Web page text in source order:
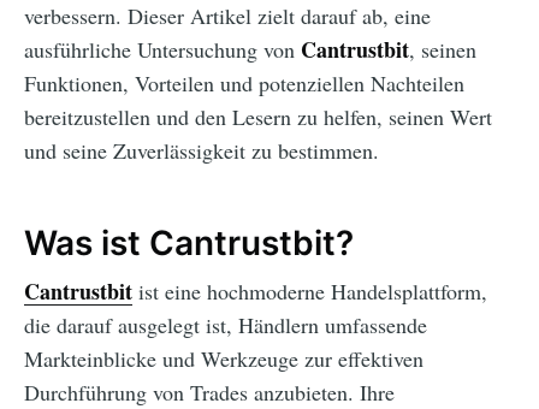
verbessern. Dieser Artikel zielt darauf ab, eine
ausführliche Untersuchung von Cantrustbit, seinen
Funktionen, Vorteilen und potenziellen Nachteilen
bereitzustellen und den Lesern zu helfen, seinen Wert
und seine Zuverlässigkeit zu bestimmen.
Was ist Cantrustbit?
Cantrustbit ist eine hochmoderne Handelsplattform,
die darauf ausgelegt ist, Händlern umfassende
Markteinblicke und Werkzeuge zur effektiven
Durchführung von Trades anzubieten. Ihre